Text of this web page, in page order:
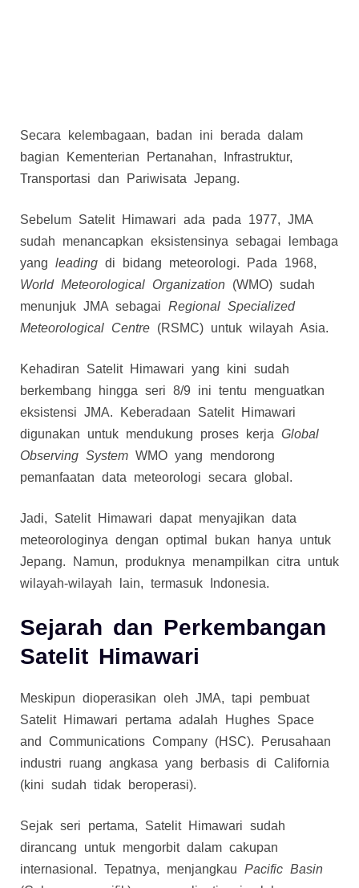
Secara kelembagaan, badan ini berada dalam
bagian Kementerian Pertanahan, Infrastruktur,
Transportasi dan Pariwisata Jepang.
Sebelum Satelit Himawari ada pada 1977, JMA
sudah menancapkan eksistensinya sebagai lembaga
yang leading di bidang meteorologi. Pada 1968,
World Meteorological Organization (WMO) sudah
menunjuk JMA sebagai Regional Specialized
Meteorological Centre (RSMC) untuk wilayah Asia.
Kehadiran Satelit Himawari yang kini sudah
berkembang hingga seri 8/9 ini tentu menguatkan
eksistensi JMA. Keberadaan Satelit Himawari
digunakan untuk mendukung proses kerja Global
Observing System WMO yang mendorong
pemanfaatan data meteorologi secara global.
Jadi, Satelit Himawari dapat menyajikan data
meteorologinya dengan optimal bukan hanya untuk
Jepang. Namun, produknya menampilkan citra untuk
wilayah-wilayah lain, termasuk Indonesia.
Sejarah dan Perkembangan
Satelit Himawari
Meskipun dioperasikan oleh JMA, tapi pembuat
Satelit Himawari pertama adalah Hughes Space
and Communications Company (HSC). Perusahaan
industri ruang angkasa yang berbasis di California
(kini sudah tidak beroperasi).
Sejak seri pertama, Satelit Himawari sudah
dirancang untuk mengorbit dalam cakupan
internasional. Tepatnya, menjangkau Pacific Basin